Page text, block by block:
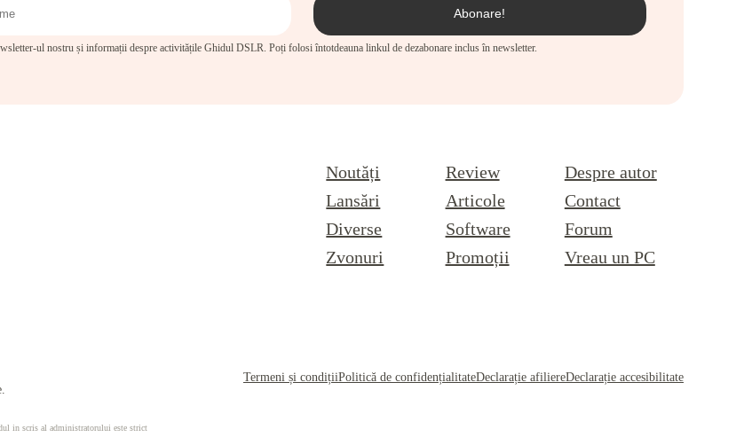
ul nostru și informații despre activitățile Ghidul DSLR. Poți folosi întotdeauna linkul de dezabonare inclus în newsletter.
Noutăți
Lansări
Diverse
Zvonuri
Review
Articole
Software
Promoții
Despre autor
Contact
Forum
Vreau un PC
in scris al administratorului este strict
Termeni și condițiiPolitică de confidențialitateDeclarație afiliereDeclarație accesibilitate